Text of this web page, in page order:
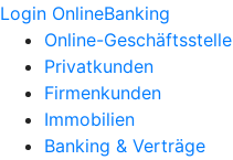
Login OnlineBanking
Online-Geschäftsstelle
Privatkunden
Firmenkunden
Immobilien
Banking & Verträge